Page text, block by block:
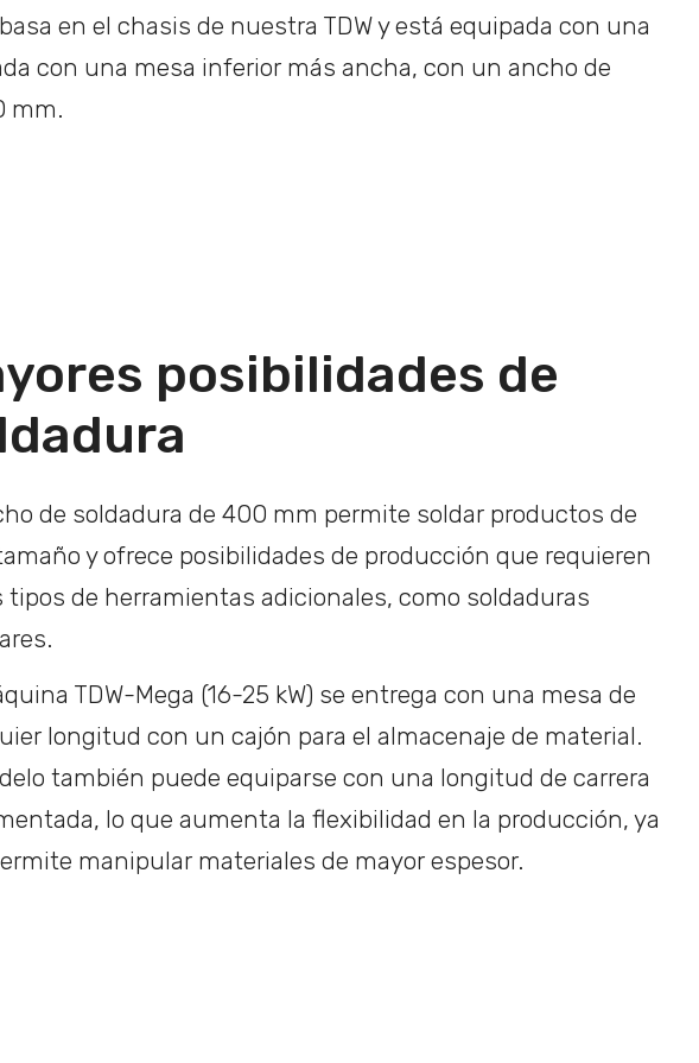
en el chasis de nuestra TDW y está equipada con una
con una mesa inferior más ancha, con un ancho de
mm.
posibilidades de
de soldadura de 400 mm permite soldar productos de
y ofrece posibilidades de producción que requieren
tipos de herramientas adicionales, como soldaduras
TDW-Mega (16-25 kW) se entrega con una mesa de
longitud con un cajón para el almacenaje de material.
también puede equiparse con una longitud de carrera
lo que aumenta la flexibilidad en la producción, ya
manipular materiales de mayor espesor.